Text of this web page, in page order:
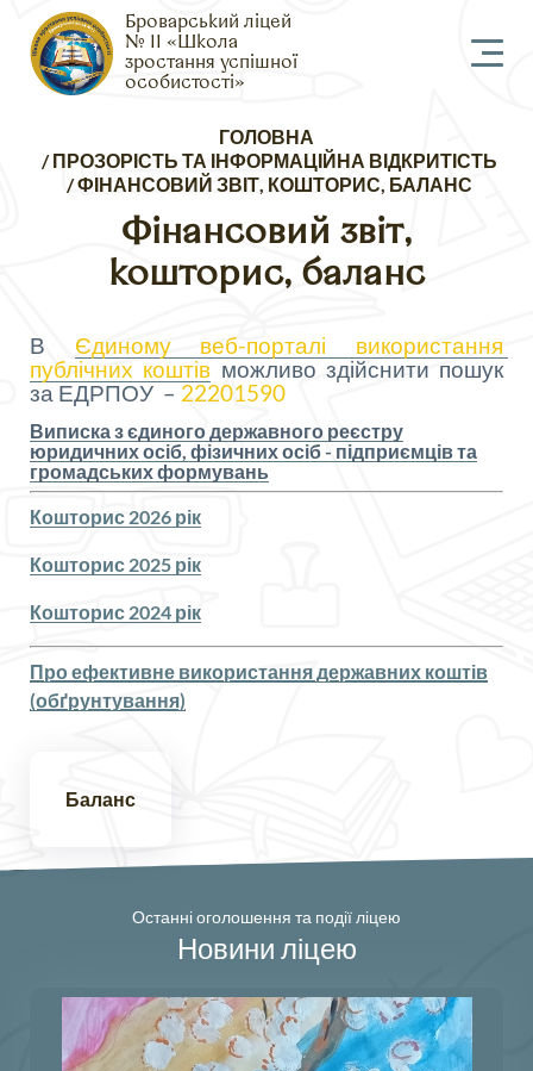
Броварський ліцей
№ 11 «Школа
зростання успішної
особистості»
навіґації
ГОЛОВНА
ПРОЗОРІСТЬ ТА ІНФОРМАЦІЙНА ВІДКРИТІСТЬ
ФІНАНСОВИЙ ЗВІТ, КОШТОРИС, БАЛАНС
Фінансовий звіт,
кошторис, баланс
В Єдиному веб-порталі використання
публічних коштів можливо здійснити пошук
за ЕДРПОУ  – 22201590
Виписка з єдиного державного реєстру
юридичних осіб, фізичних осіб - підприємців та
громадських формувань
Кошторис 2026 рік
Кошторис 2025 рік
Кошторис 2024 рік
Про ефективне використання державних коштів
(обґрунтування)
Останні оголошення та події ліцею
Новини ліцею
Баланс